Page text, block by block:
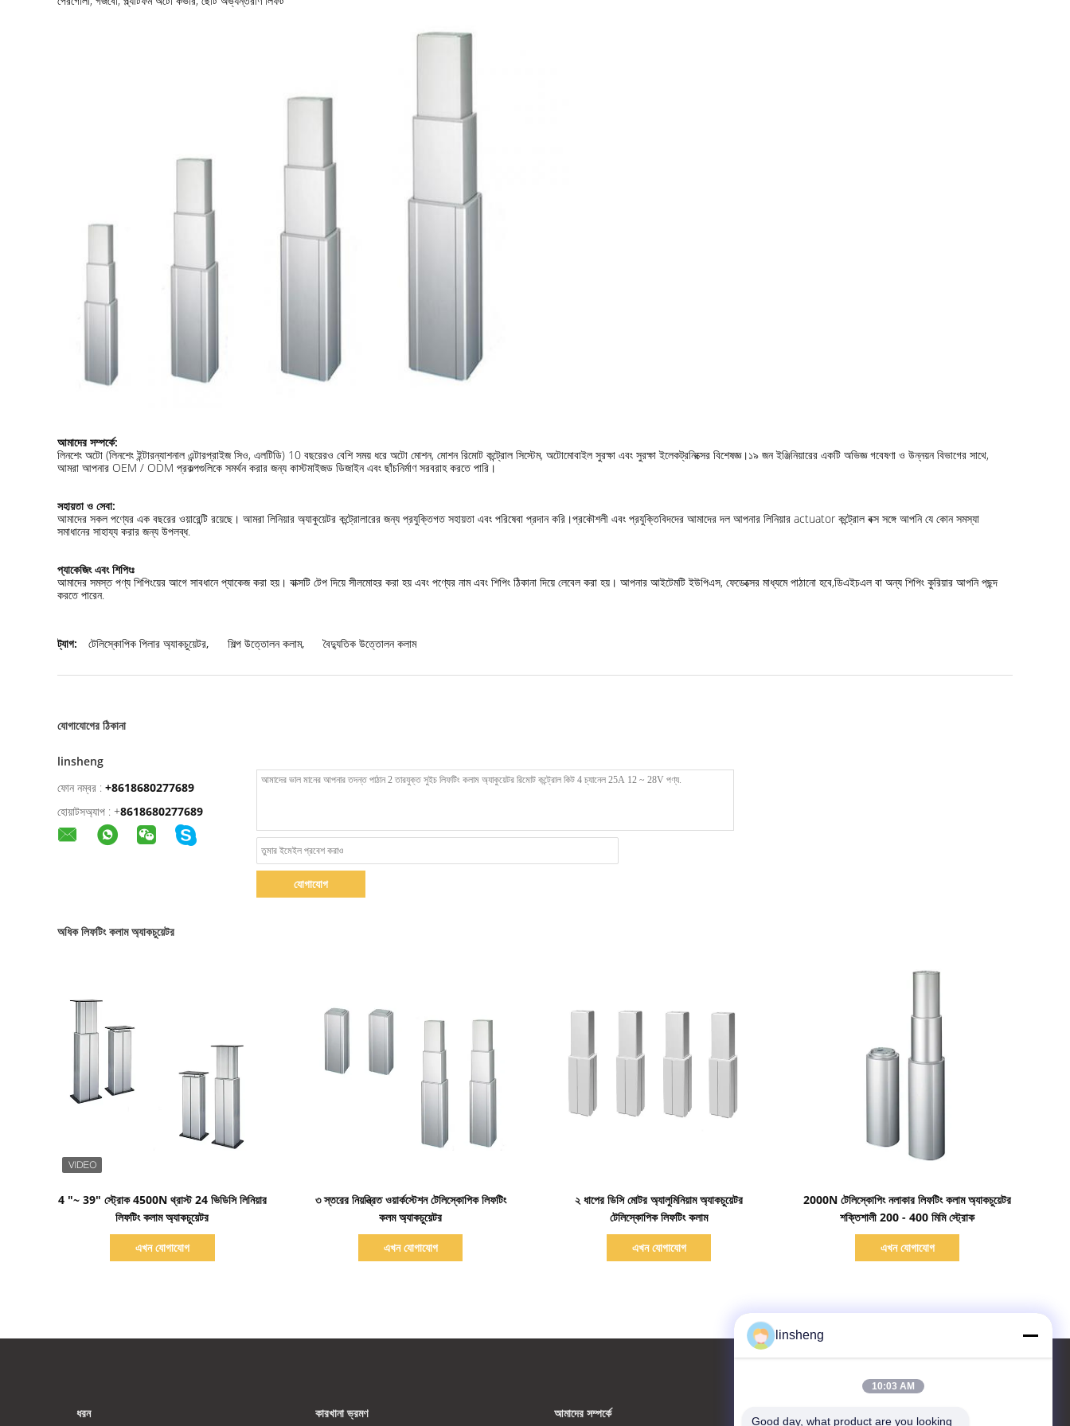
আমাদের সম্পর্কে:
লিনশেং অটো (লিনশেং ইন্টারন্যাশনাল এন্টারপ্রাইজ সিও, এলটিডি) 10 বছরেরও বেশি সময় ধরে অটো মোশন, মোশন রিমোট কন্ট্রোল সিস্টেম, অটোমোবাইল সুরক্ষা এবং সুরক্ষা ইলেকট্রনিক্সের বিশেষজ্ঞ।১৯ জন ইঞ্জিনিয়ারের একটি অভিজ্ঞ গবেষণা ও উন্নয়ন বিভাগের সাথে,
আমরা আপনার OEM / ODM প্রকল্পগুলিকে সমর্থন করার জন্য কাস্টমাইজড ডিজাইন এবং ছাঁচনির্মাণ সরবরাহ করতে পারি।
সহায়তা ও সেবা:
আমাদের সকল পণ্যের এক বছরের ওয়ারেন্টি রয়েছে। আমরা লিনিয়ার অ্যাকুয়েটর কন্ট্রোলারের জন্য প্রযুক্তিগত সহায়তা এবং পরিষেবা প্রদান করি।প্রকৌশলী এবং প্রযুক্তিবিদদের আমাদের দল আপনার লিনিয়ার actuator কন্ট্রোল বক্স সঙ্গে আপনি যে কোন সমস্যা
সমাধানের সাহায্য করার জন্য উপলব্ধ.
প্যাকেজিং এবং শিপিংঃ
আমাদের সমস্ত পণ্য শিপিংয়ের আগে সাবধানে প্যাকেজ করা হয়। বাক্সটি টেপ দিয়ে সীলমোহর করা হয় এবং পণ্যের নাম এবং শিপিং ঠিকানা দিয়ে লেবেল করা হয়। আপনার আইটেমটি ইউপিএস, ফেডেক্সের মাধ্যমে পাঠানো হবে,ডিএইচএল বা অন্য শিপিং কুরিয়ার আপনি পছন্দ
করতে পারেন.
ট্যাগ: টেলিস্কোপিক পিলার অ্যাকচুয়েটর, শিল্প উত্তোলন কলাম, বৈদ্যুতিক উত্তোলন কলাম
যোগাযোগের ঠিকানা
linsheng
ফোন নম্বর : +8618680277689
হোয়াটসঅ্যাপ : +8618680277689
যোগাযোগ
অধিক লিফটিং কলাম অ্যাকচুয়েটর
4 "~ 39" স্ট্রোক 4500N থ্রাস্ট 24 ভিডিসি লিনিয়ার
লিফটিং কলাম অ্যাকচুয়েটর
এখন যোগাযোগ
৩ স্তরের নিয়ন্ত্রিত ওয়ার্কস্টেশন টেলিস্কোপিক লিফটিং
কলম অ্যাকচুয়েটর
এখন যোগাযোগ
২ ধাপের ডিসি মোটর অ্যালুমিনিয়াম অ্যাকচুয়েটর
টেলিস্কোপিক লিফটিং কলাম
এখন যোগাযোগ
2000N টেলিস্কোপিং নলাকার লিফটিং কলাম অ্যাকচুয়েটর
শক্তিশালী 200 - 400 মিমি স্ট্রোক
এখন যোগাযোগ
ধরন কারখানা ভ্রমণ আমাদের সম্পর্কে
linsheng
10:03 AM
Good day, what product are you looking